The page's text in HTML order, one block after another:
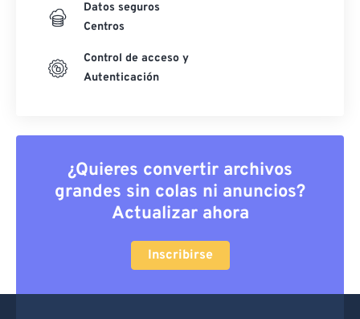
Datos seguros
Centros
Control de acceso y
Autenticación
¿Quieres convertir archivos
grandes sin colas ni anuncios?
Actualizar ahora
Inscribirse